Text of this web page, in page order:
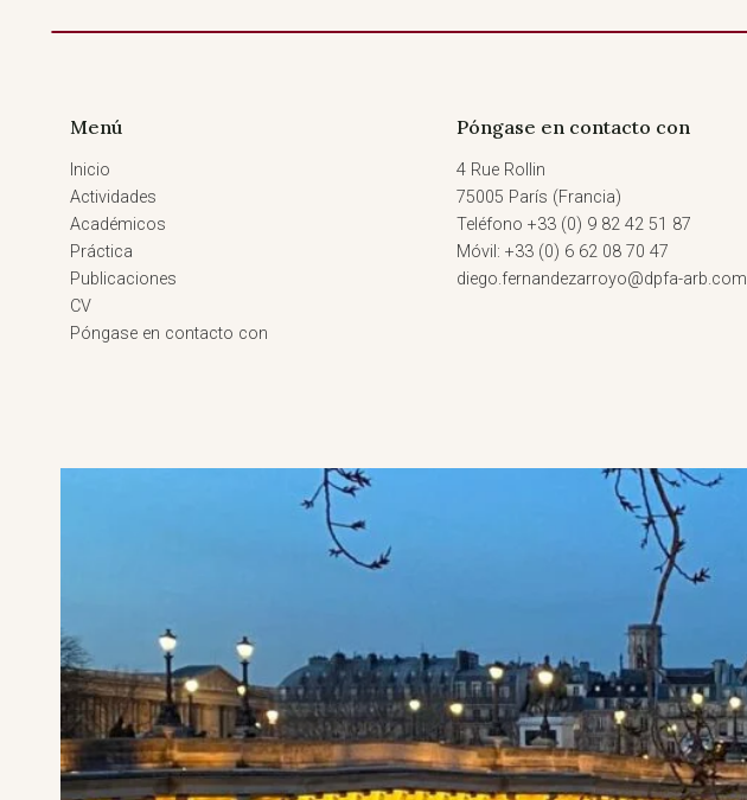
Menú
Inicio
Actividades
Académicos
Práctica
Publicaciones
CV
Póngase en contacto con
Póngase en contacto con
4 Rue Rollin
75005 París (Francia)
Teléfono +33 (0) 9 82 42 51 87
Móvil: +33 (0) 6 62 08 70 47
diego.fernandezarroyo@dpfa-arb.com